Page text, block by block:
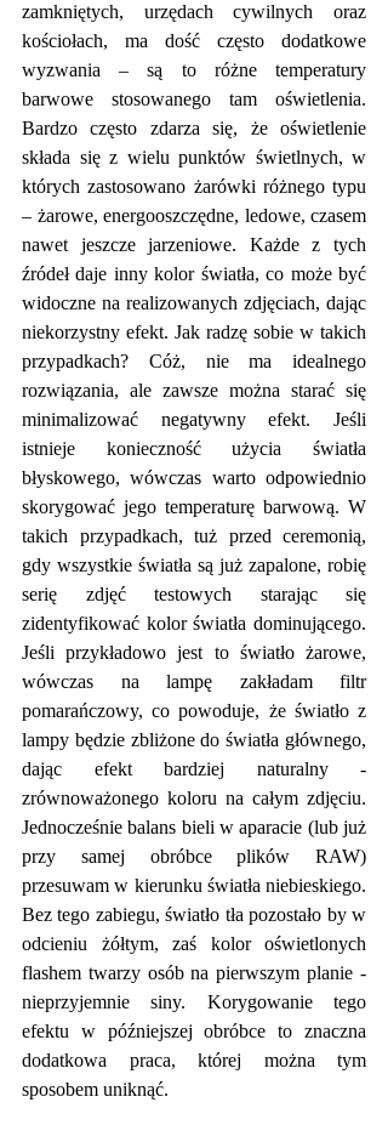
zamkniętych, urzędach cywilnych oraz
kościołach, ma dość często dodatkowe
wyzwania – są to różne temperatury
barwowe stosowanego tam oświetlenia.
Bardzo często zdarza się, że oświetlenie
składa się z wielu punktów świetlnych, w
których zastosowano żarówki różnego typu
– żarowe, energooszczędne, ledowe, czasem
nawet jeszcze jarzeniowe. Każde z tych
źródeł daje inny kolor światła, co może być
widoczne na realizowanych zdjęciach, dając
niekorzystny efekt. Jak radzę sobie w takich
przypadkach? Cóż, nie ma idealnego
rozwiązania, ale zawsze można starać się
minimalizować negatywny efekt. Jeśli
istnieje konieczność użycia światła
błyskowego, wówczas warto odpowiednio
skorygować jego temperaturę barwową. W
takich przypadkach, tuż przed ceremonią,
gdy wszystkie światła są już zapalone, robię
serię zdjęć testowych starając się
zidentyfikować kolor światła dominującego.
Jeśli przykładowo jest to światło żarowe,
wówczas na lampę zakładam filtr
pomarańczowy, co powoduje, że światło z
lampy będzie zbliżone do światła głównego,
dając efekt bardziej naturalny -
zrównoważonego koloru na całym zdjęciu.
Jednocześnie balans bieli w aparacie (lub już
przy samej obróbce plików RAW)
przesuwam w kierunku światła niebieskiego.
Bez tego zabiegu, światło tła pozostało by w
odcieniu żółtym, zaś kolor oświetlonych
flashem twarzy osób na pierwszym planie -
nieprzyjemnie siny. Korygowanie tego
efektu w późniejszej obróbce to znaczna
dodatkowa praca, której można tym
sposobem uniknąć.